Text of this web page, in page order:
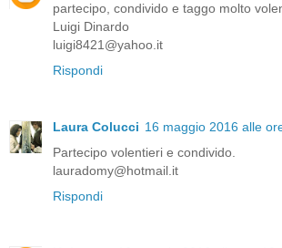
partecipo, condivido e taggo molto
Luigi Dinardo
luigi8421@yahoo.it
Rispondi
Laura Colucci 16 maggio 2016 alle
Partecipo volentieri e condivido.
lauradomy@hotmail.it
Rispondi